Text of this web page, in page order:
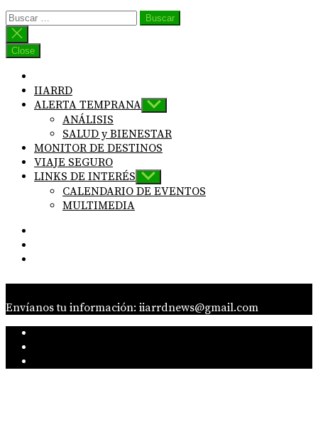
Buscar:
Close
IIARRD
ALERTA TEMPRANA Show
sub
ANÁLISIS
SALUD y BIENESTAR
MONITOR DE DESTINOS
VIAJE SEGURO
LINKS DE INTERÉS Show
sub
menu
CALENDARIO DE EVENTOS
MULTIMEDIA
Envíanos tu información: iiarrdnews@gmail.com